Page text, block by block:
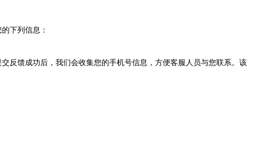
下列信息：
反馈成功后，我们会收集您的手机号信息，方便客服人员与您联系。该